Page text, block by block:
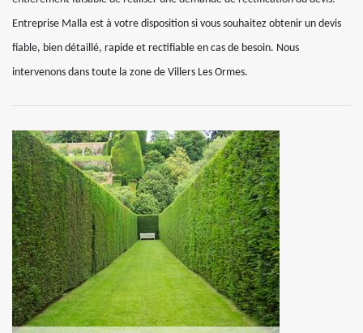
Entreprise Malla est à votre disposition si vous souhaitez obtenir un devis
fiable, bien détaillé, rapide et rectifiable en cas de besoin. Nous
intervenons dans toute la zone de Villers Les Ormes.